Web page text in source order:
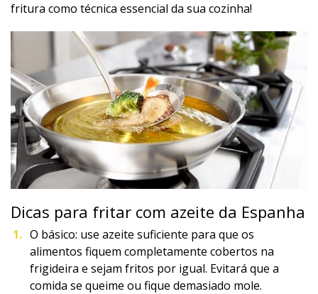
fritura como técnica essencial da sua cozinha!
Dicas para fritar com azeite da Espanha
O básico: use azeite suficiente para que os
alimentos fiquem completamente cobertos na
frigideira e sejam fritos por igual. Evitará que a
comida se queime ou fique demasiado mole.